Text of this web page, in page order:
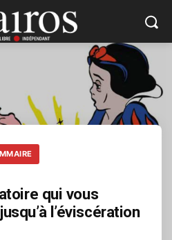
qui vous
l’éviscération